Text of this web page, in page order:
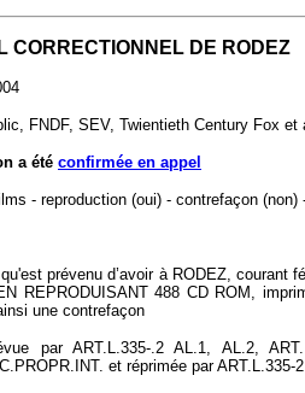
CORRECTIONNEL DE RODEZ
FNDF, SEV, Twientieth Century Fox et
a été confirmée en appel
- reproduction (oui) - contrefaçon
prévenu d’avoir à RODEZ, courant
REPRODUISANT 488 CD ROM,
une contrefaçon
par ART.L.335-.2 AL.1, AL.2,
et réprimée par